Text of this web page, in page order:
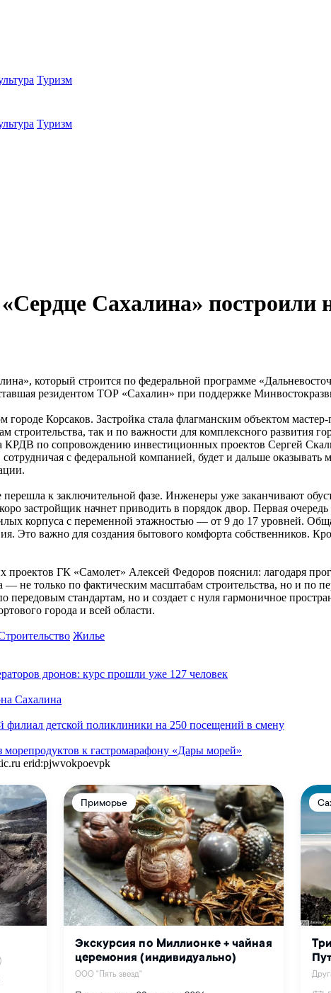
Туризм
Туризм
Сахалина» построили
который строится по федеральной программе
резидентом ТОР «Сахалин» при поддержке
городе Корсаков. Застройка стала флагманским объектом
строительства, так и по важности для комплексного развития
КРДВ по сопровождению инвестиционных проектов Сергей
с федеральной компанией, будет и дальше
перешла к заключительной фазе. Инженеры уже заканчивают
застройщик начнет приводить в порядок двор. Первая очередь
корпуса с переменной этажностью — от 9 до 17 уровней.
Это важно для создания бытового комфорта собственников.
ГК «Самолет» Алексей Федоров пояснил: лагодаря
не только по фактическим масштабам строительства, но и по
передовым стандартам, но и создает с нуля гармоничное
города и всей области.
Жилье
дронов: курс прошли уже 127 человек
Сахалина
детской поликлиники на 250 посещений в смену
морепродуктов к гастромарафону «Дары морей»
erid:pjwvokpoevpk